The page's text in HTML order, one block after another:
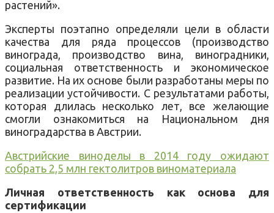
растений».
Эксперты поэтапно определяли цели в области
качества для ряда процессов (производство
винограда, производство вина, виноградники,
социальная ответственность и экономическое
развитие. На их основе были разработаны меры по
реализации устойчивости. С результатами работы,
которая длилась несколько лет, все желающие
смогли ознакомиться на Национальном дня
виноградарства в Австрии.
Австрийские виноделы в 2014 году ожидают
собрать 2,5 млн гектолитров виноматериала
Личная ответственность как основа для
сертификации